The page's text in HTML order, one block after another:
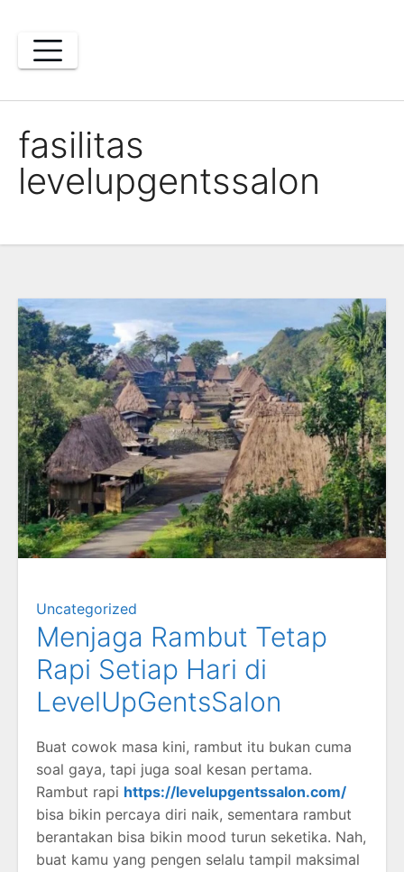
content
fasilitas
levelupgentssalon
Uncategorized
Menjaga Rambut Tetap
Rapi Setiap Hari di
LevelUpGentsSalon
Buat cowok masa kini, rambut itu bukan cuma
soal gaya, tapi juga soal kesan pertama.
Rambut rapi https://levelupgentssalon.com/
bisa bikin percaya diri naik, sementara rambut
berantakan bisa bikin mood turun seketika. Nah,
buat kamu yang pengen selalu tampil maksimal